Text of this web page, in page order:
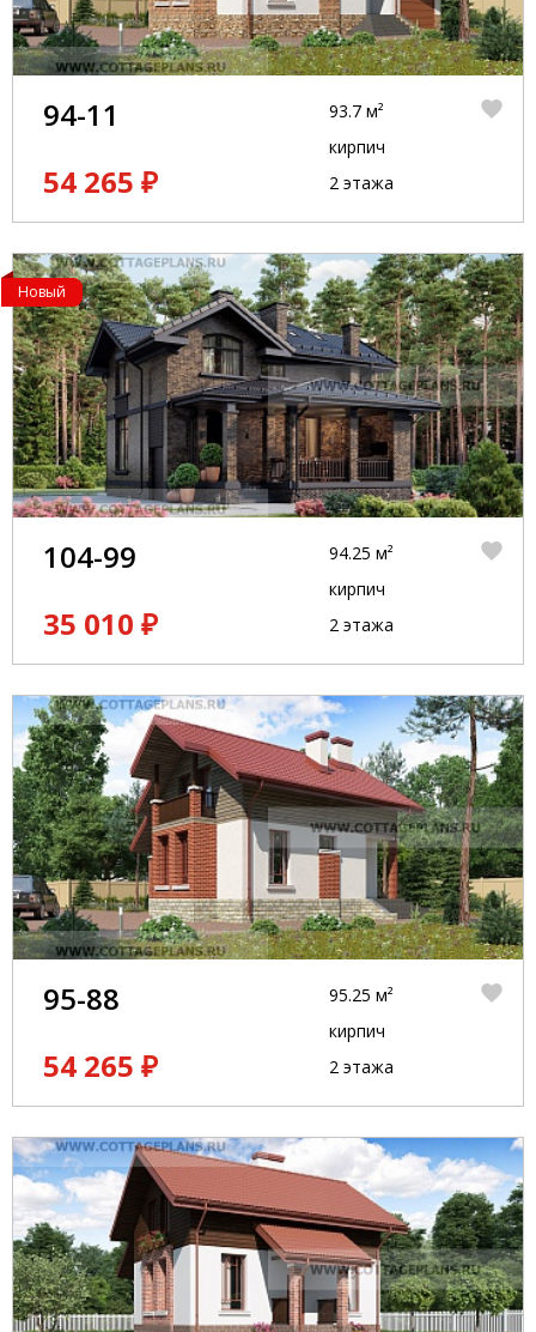
94-11
54 265 ₽
93.7 м²
кирпич
2 этажа
Новый
104-99
35 010 ₽
94.25 м²
кирпич
2 этажа
95-88
54 265 ₽
95.25 м²
кирпич
2 этажа